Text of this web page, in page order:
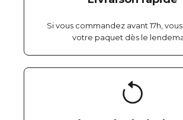
Si vous commandez avant 17h,
votre paquet dès le